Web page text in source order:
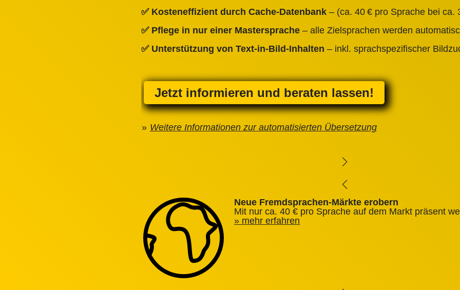
✅ Kosteneffizient durch Cache‑Datenbank– (ca. 40 € pro Sprache bei ca.
✅ Pflege in nur einer Mastersprache– alle Zielsprachen werden
✅ Unterstützung von Text‑in‑Bild‑Inhalten – inkl. sprachspezifischer
Jetzt informieren und beraten lassen!
Weitere Informationen zur automatisierten Übersetzung
Neue Fremdsprachen-Märkte erobern
Mit nur ca. 40 € pro Sprache auf dem Markt präsent
mehr erfahren